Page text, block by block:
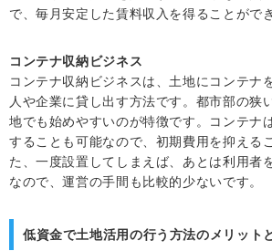
で、毎月安定した賃料収入を得ることがで
コンテナ収納ビジネス
コンテナ収納ビジネスは、土地にコンテナ
人や企業に貸し出す方法です。都市部の狭
地でも始めやすいのが特徴です。コンテナ
することも可能なので、初期費用を抑える
た、一度設置してしまえば、あとは利用者
なので、運営の手間も比較的少ないです。
低資金で土地活用の行う方法のメリット